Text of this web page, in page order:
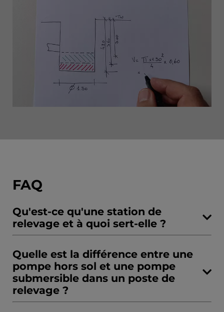
FAQ
Qu'est-ce qu'une station de
relevage et à quoi sert-elle ?
Quelle est la différence entre une
pompe hors sol et une pompe
submersible dans un poste de
relevage ?